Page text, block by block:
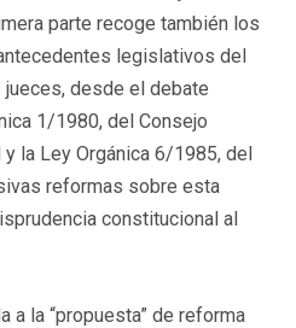
parte recoge también los
legislativos del
desde el debate
1/1980, del Consejo
la Ley Orgánica 6/1985, del
reformas sobre esta
constitucional al
a la “propuesta” de reforma